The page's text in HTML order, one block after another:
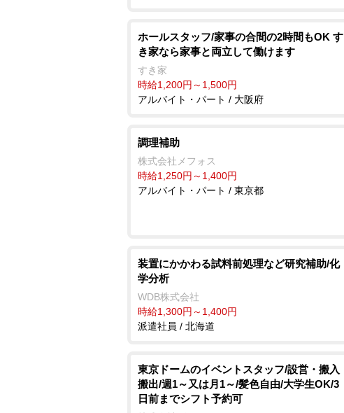
ホールスタッフ/家事の合間の2時間もOK す
き家なら家事と両立して働けます
すき家
時給1,200円～1,500円
アルバイト・パート / 大阪府
調理補助
株式会社メフォス
時給1,250円～1,400円
アルバイト・パート / 東京都
装置にかかわる試料前処理など研究補助/化
学分析
WDB株式会社
時給1,300円～1,400円
派遣社員 / 北海道
東京ドームのイベントスタッフ/設営・搬入
搬出/週1～又は月1～/髪色自由/大学生OK/3
日前までシフト予約可